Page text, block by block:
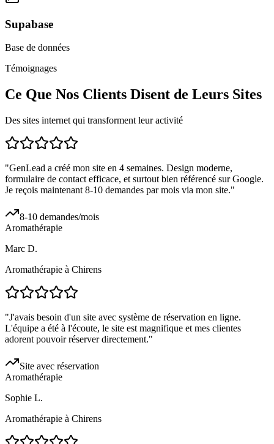
Supabase
Base de données
Témoignages
Ce Que Nos Clients Disent de Leurs Sites
Des sites internet qui transforment leur activité
"GenLead a créé mon site en 4 semaines. Design moderne,
formulaire de contact efficace, et surtout bien référencé sur Google.
Je reçois maintenant 8-10 demandes par mois via mon site."
8-10 demandes/mois
Aromathérapie
Marc D.
Aromathérapie à Chirens
"J'avais besoin d'un site avec système de réservation en ligne.
L'équipe a été à l'écoute, le site est magnifique et mes clientes
adorent pouvoir réserver directement."
Site avec réservation
Aromathérapie
Sophie L.
Aromathérapie à Chirens